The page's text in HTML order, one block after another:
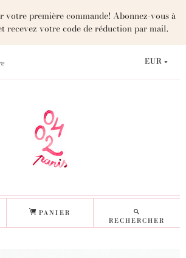
votre première commande! Abonnez-vous à
recevez votre code de réduction par mail.
EUR
PANIER
RECHERCHER